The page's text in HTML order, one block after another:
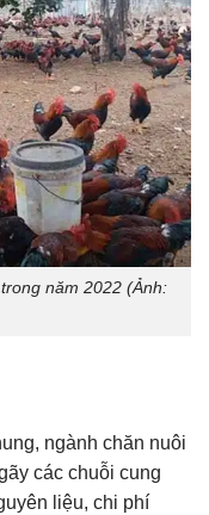
năm 2022 (Ảnh:
ngành chăn nuôi
các chuỗi cung
liệu, chi phí